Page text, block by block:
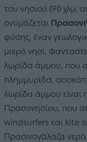
του νησιού (90 χλμ.
ονομάζεται
φύσης, έναν
μικρό νησί.
λωρίδα άμμου, που
πλημμυρίδα,
λωρίδα άμμου είναι
Πρασονησίου, που
windsurfers και kite
Πρασινογάλαζα